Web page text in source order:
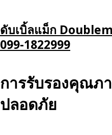
to
content
ดับเบิ้ลแม็ก
099-1822999
การรับรองคุณภ
ปลอดภัย